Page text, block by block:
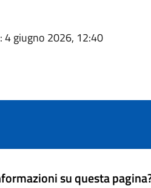
: 4 giugno 2026, 12:40
su questa